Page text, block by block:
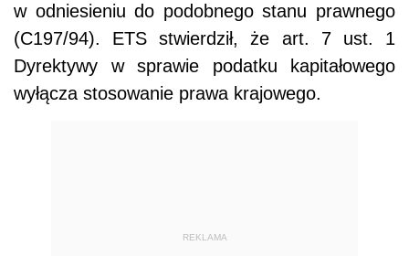
w odniesieniu do podobnego stanu prawnego
(C197/94). ETS stwierdził, że art. 7 ust. 1
Dyrektywy w sprawie podatku kapitałowego
wyłącza stosowanie prawa krajowego.
REKLAMA